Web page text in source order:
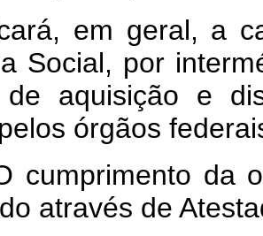
em geral, a
Social, por
de aquisição e
órgãos
cumprimento da
através de